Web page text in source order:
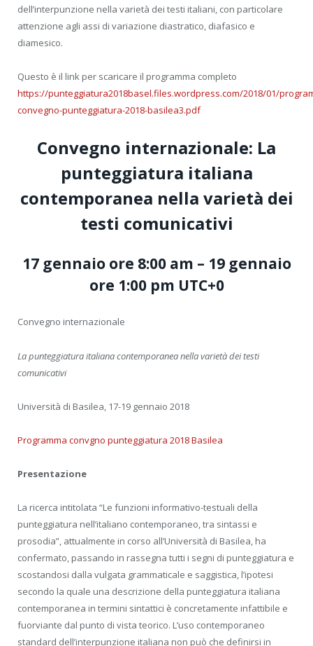
dell’interpunzione nella varietà dei testi italiani, con particolare
attenzione agli assi di variazione diastratico, diafasico e
diamesico.
Questo è il link per scaricare il programma completo
https://punteggiatura2018basel.files.wordpress.com/2018/01/
convegno-punteggiatura-2018-basilea3.pdf
Convegno internazionale: La
punteggiatura italiana
contemporanea nella varietà dei
testi comunicativi
17 gennaio ore 8:00 am – 19 gennaio
ore 1:00 pm UTC+0
Convegno internazionale
La punteggiatura italiana contemporanea nella varietà dei testi
comunicativi
Università di Basilea, 17-19 gennaio 2018
Programma convgno punteggiatura 2018 Basilea
Presentazione
La ricerca intitolata “Le funzioni informativo-testuali della
punteggiatura nell’italiano contemporaneo, tra sintassi e
prosodia”, attualmente in corso all’Università di Basilea, ha
confermato, passando in rassegna tutti i segni di punteggiatura e
scostandosi dalla vulgata grammaticale e saggistica, l’ipotesi
secondo la quale una descrizione della punteggiatura italiana
contemporanea in termini sintattici è concretamente infattibile e
fuorviante dal punto di vista teorico. L’uso contemporaneo
standard dell’interpunzione italiana non può che definirsi in